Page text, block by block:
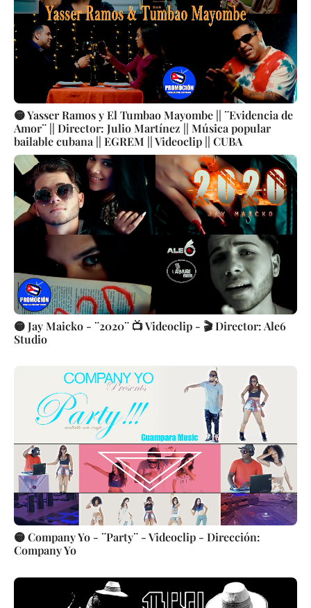
🟡 Yasser Ramos y El Tumbao Mayombe || ¨Evidencia de
Amor¨ || Director: Julio Martínez || Música popular
bailable cubana || EGREM || Videoclip || CUBA
🟡 Jay Maicko - ¨2020¨ 📺 Videoclip - 🎬 Director: Ale6
Studio
🟡 Company Yo - ¨Party¨ - Videoclip - Dirección:
Company Yo